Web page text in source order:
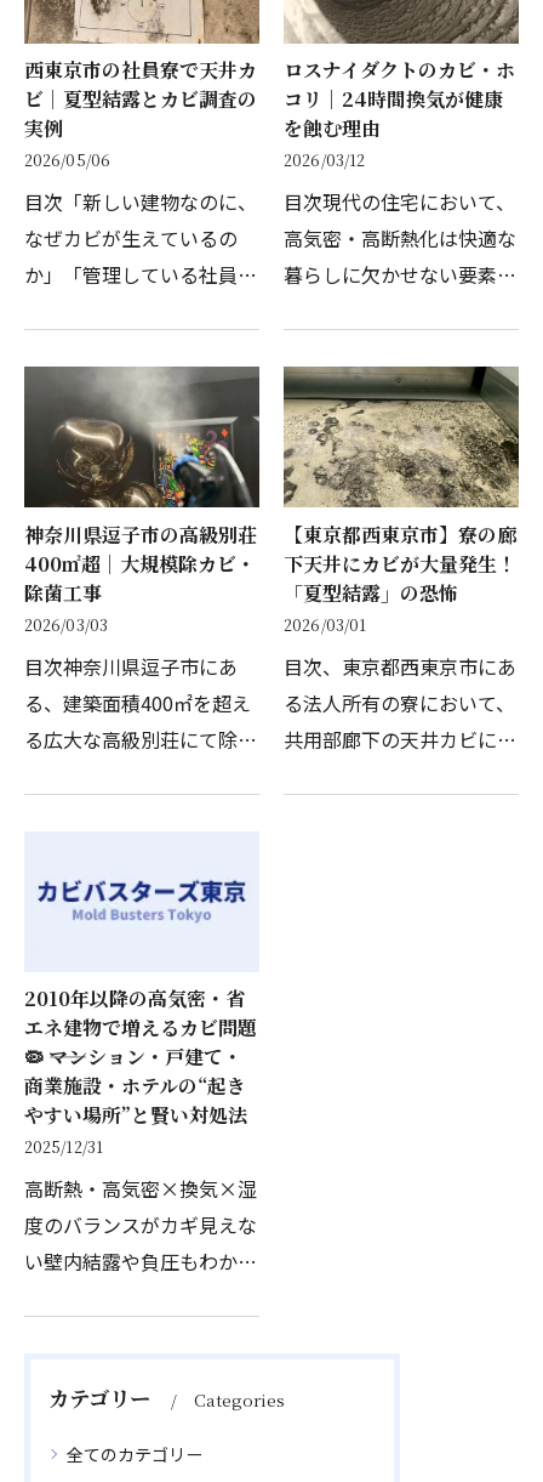
西東京市の社員寮で天井カ
ビ｜夏型結露とカビ調査の
実例
2026/05/06
目次「新しい建物なのに、
なぜカビが生えているの
か」「管理している社員寮
居している社員から天井の
黒ずみが気になると報告を
受けた」このような状況…
ロスナイダクトのカビ・ホ
コリ｜24時間換気が健康
を蝕む理由
2026/03/12
目次現代の住宅において、
高気密・高断熱化は快適な
暮らしに欠かせない要素で
種換気システム」です。な
かでも三菱電機の「ロスナ
イ」に代表される熱交換…
神奈川県逗子市の高級別荘
400㎡超｜大規模除カビ・
除菌工事
2026/03/03
目次神奈川県逗子市にあ
る、建築面積400㎡を超え
る広大な高級別荘にて除カ
ムを備えた構造から湿気が
溜まりやすく、建物全体に
【東京都西東京市】寮の廊
下天井にカビが大量発生！
「夏型結露」の恐怖
2026/03/01
目次、東京都西東京市にあ
る法人所有の寮において、
共用部廊下の天井カビに関
2010年以降の高気密・省
エネ建物で増えるカビ問題
🦠 ――マンション・戸建て・
商業施設・ホテルの“起き
やすい場所”と賢い対処法
2025/12/31
高断熱・高気密×換気×湿
度のバランスがカギ見えな
い壁内結露や負圧もわかり
数年で住宅や建物の省エネ
化が進み、「高断熱・高
カテゴリー Categories
全てのカテゴリー